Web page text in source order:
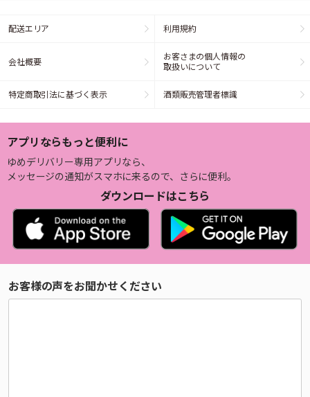
配送エリア 利用規約
会社概要
お客さまの個人情報の
取扱いについて
特定商取引法に基づく表示 酒類販売管理者標識
アプリならもっと便利に
ゆめデリバリー専用アプリなら、
メッセージの通知がスマホに来るので、さらに便利。
ダウンロードはこちら
お客様の声をお聞かせください